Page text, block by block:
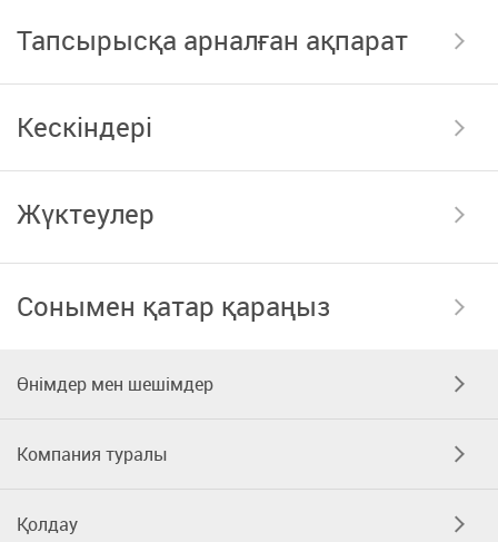
Тапсырысқа арналған ақпарат
Кескіндері
Жүктеулер
Сонымен қатар қараңыз
Өнімдер мен шешімдер
Компания туралы
Қолдау